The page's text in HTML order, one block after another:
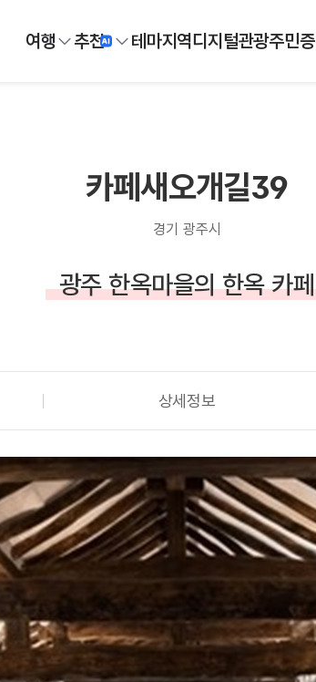
여행 추천 테마지역디지털관광주민증
카페새오개길39
경기 광주시
광주 한옥마을의 한옥 카페
상세정보